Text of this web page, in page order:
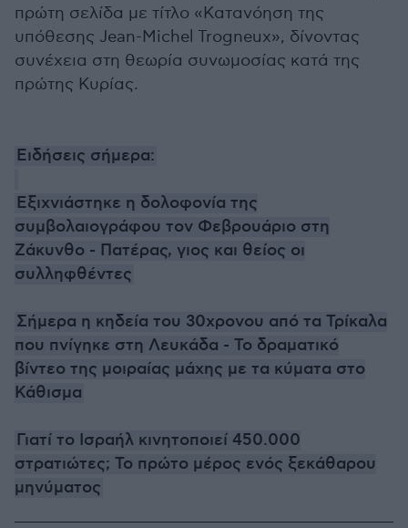
πρώτη σελίδα με τίτλο «Κατανόηση της
υπόθεσης Jean-Michel Trogneux», δίνοντας
συνέχεια στη θεωρία συνωμοσίας κατά της
πρώτης Κυρίας.
Ειδήσεις σήμερα:
Εξιχνιάστηκε η δολοφονία της
συμβολαιογράφου τον Φεβρουάριο στη
Ζάκυνθο - Πατέρας, γιος και θείος οι
συλληφθέντες
Σήμερα η κηδεία του 30χρονου από τα Τρίκαλα
που πνίγηκε στη Λευκάδα - Το δραματικό
βίντεο της μοιραίας μάχης με τα κύματα στο
Κάθισμα
Γιατί το Ισραήλ κινητοποιεί 450.000
στρατιώτες; Το πρώτο μέρος ενός ξεκάθαρου
μηνύματος